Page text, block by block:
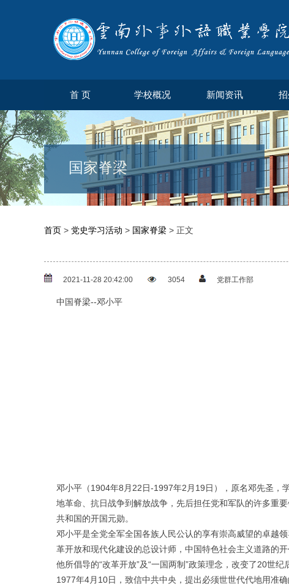
首 页 学校概况 新闻资讯
国家脊梁
首页 > 党史学习活动 > 国家脊梁 > 正文
2021-11-28 20:42:00 3054 党群工作部
中国脊梁--邓小平
邓小平（1904年8月22日-1997年2月19日），原名邓先圣，
地革命、抗日战争到解放战争，先后担任党和军队的许多重
共和国的开国元勋。
邓小平是全党全军全国各族人民公认的享有崇高威望的卓越
革开放和现代化建设的总设计师，中国特色社会主义道路的
他所倡导的“改革开放”及“一国两制”政策理念，改变了20世
1977年4月10日，致信中共中央，提出必须世世代代地用准